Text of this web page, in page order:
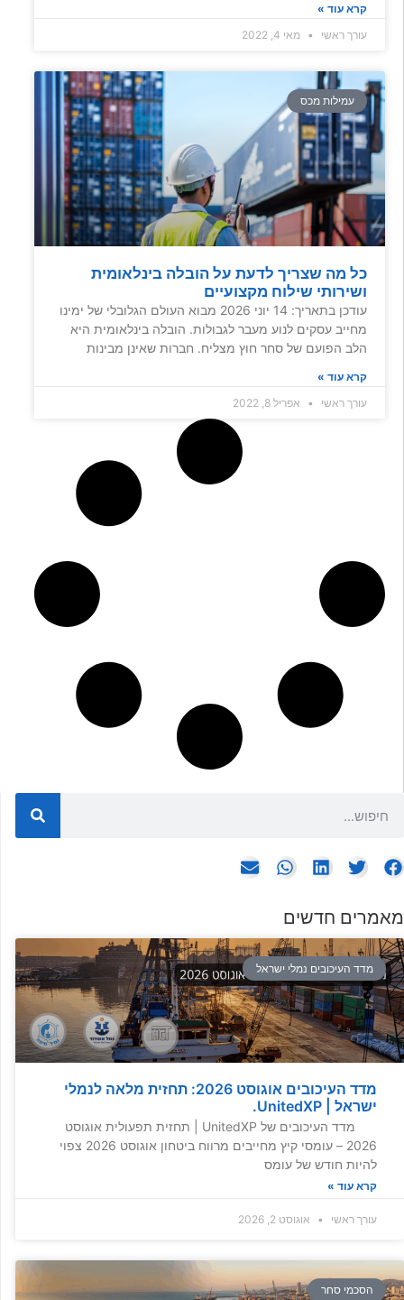
מאמרים חדשים
מדד העיכובים נמלי ישראל
מדד העיכובים אוגוסט 2026: תחזית מלאה לנמלי
ישראל | UnitedXP.
מדד העיכובים של UnitedXP | תחזית תפעולית אוגוסט
2026 – עומסי קיץ מחייבים מרווח ביטחון אוגוסט 2026 צפוי
להיות חודש של עומס
קרא עוד »
עורך ראשי אוגוסט 2, 2026
הסכמי סחר
קרא עוד »
עורך ראשי
מאי 4, 2022
עמילות מכס
כל מה שצריך לדעת על הובלה בינלאומית
ושירותי שילוח מקצועיים
עודכן בתאריך: 14 יוני 2026 מבוא העולם הגלובלי של ימינו
מחייב עסקים לנוע מעבר לגבולות. הובלה בינלאומית היא
הלב הפועם של סחר חוץ מצליח. חברות שאינן מבינות
קרא עוד »
עורך ראשי
אפריל 8, 2022